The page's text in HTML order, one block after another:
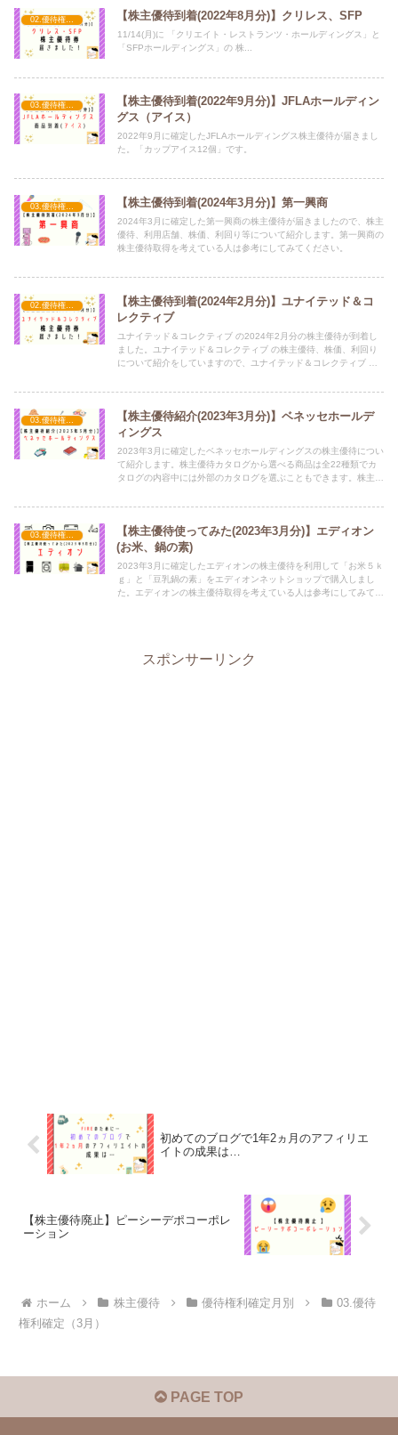
02.優待権利確定（2月） 【株主優待到着(2022年8月分)】クリレス、SFP
11/14(月)に 「クリエイト・レストランツ・ホールディングス」と
「SFPホールディングス」の 株...
03.優待権利確定（3月）
【株主優待到着(2022年9月分)】JFLAホールディン
グス（アイス）
2022年9月に確定したJFLAホールディングス株主優待が届きまし
た。「カップアイス12個」です。
03.優待権利確定（3月） 【株主優待到着(2024年3月分)】第一興商
2024年3月に確定した第一興商の株主優待が届きましたので、株主
優待、利用店舗、株価、利回り等について紹介します。第一興商の
株主優待取得を考えている人は参考にしてみてください。
02.優待権利確定（2月）
【株主優待到着(2024年2月分)】ユナイテッド＆コ
レクティブ
ユナイテッド＆コレクティブ の2024年2月分の株主優待が到着し
ました。ユナイテッド＆コレクティブ の株主優待、株価、利回り
について紹介をしていますので、ユナイテッド＆コレクティブ の
03.優待権利確定（3月）
【株主優待紹介(2023年3月分)】ベネッセホールデ
ィングス
2023年3月に確定したベネッセホールディングスの株主優待につい
て紹介します。株主優待カタログから選べる商品は全22種類でカ
タログの内容中には外部のカタログを選ぶこともできます。株主優
【株主優待使ってみた(2023年3月分)】エディオン
(お米、鍋の素)
2023年3月に確定したエディオンの株主優待を利用して「お米５ｋ
ｇ」と「豆乳鍋の素」をエディオンネットショップで購入しまし
た。エディオンの株主優待取得を考えている人は参考にしてみてく
スポンサーリンク
初めてのブログで1年2ヵ月のアフィリエ
イトの成果は…
【株主優待廃止】ピーシーデポコーポレ
ーション
ホーム 株主優待 優待権利確定月別
03.優待
権利確定（3月）
PAGE TOP